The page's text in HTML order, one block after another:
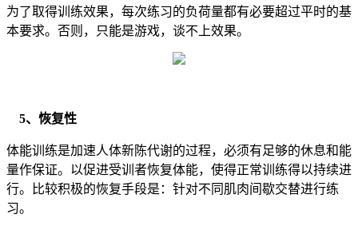
为了取得训练效果，每次练习的负荷量都有必要超过平时的基
本要求。否则，只能是游戏，谈不上效果。
5、恢复性
体能训练是加速人体新陈代谢的过程，必须有足够的休息和能
量作保证。以促进受训者恢复体能，使得正常训练得以持续进
行。比较积极的恢复手段是：针对不同肌肉间歇交替进行练
习。